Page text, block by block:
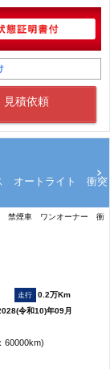
見積依頼
オートライト 衝突
禁煙車 ワンオーナー 衝
0.2万Km
令和10)年09月
60000km)